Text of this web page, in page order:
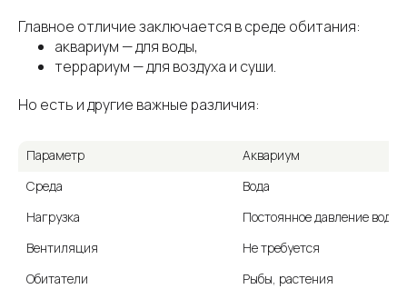
Главное отличие заключается в среде обитания:
аквариум — для воды,
террариум — для воздуха и суши.
Но есть и другие важные различия:
Параметр
Аквариум
Среда
Вода
Нагрузка
Постоянное давление воды
Вентиляция
Не требуется
Обитатели
Рыбы, растения